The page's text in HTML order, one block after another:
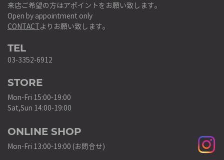
来店ご希望の方はアポイントをお願い致します。
Open by appointment only
CONTACTよりお願い致します。
TEL
03-3352-6912
STORE
Mon-Fri 15:00-19:00
Sat,Sun 14:00-19:00
ONLINE SHOP
Mon-Fri 13:00-19:00 (お問合せ)